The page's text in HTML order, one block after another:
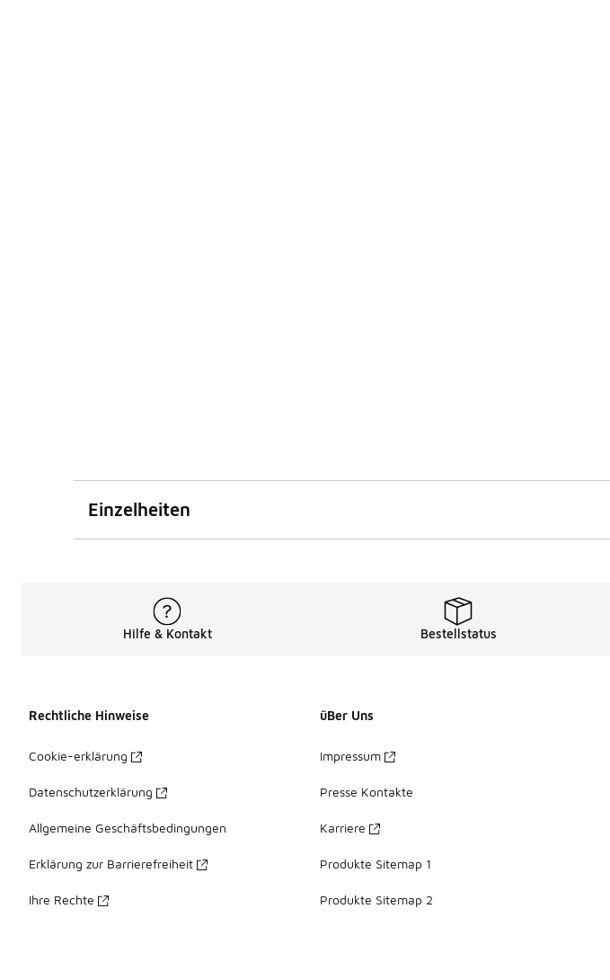
Einzelheiten
Hilfe & Kontakt Bestellstatus
Rechtliche Hinweise
Cookie-erklärung
Datenschutzerklärung
Allgemeine Geschäftsbedingungen
Erklärung zur Barrierefreiheit
Ihre Rechte
üBer Uns
Impressum
Presse Kontakte
Karriere
Produkte Sitemap 1
Produkte Sitemap 2